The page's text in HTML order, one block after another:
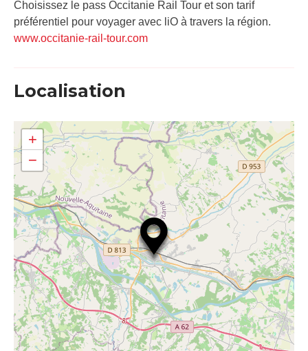
Choisissez le pass Occitanie Rail Tour et son tarif
préférentiel pour voyager avec liO à travers la région.
www.occitanie-rail-tour.com
Localisation
+
−